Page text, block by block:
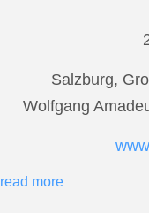
Salzburg,
Wolfgang
read more